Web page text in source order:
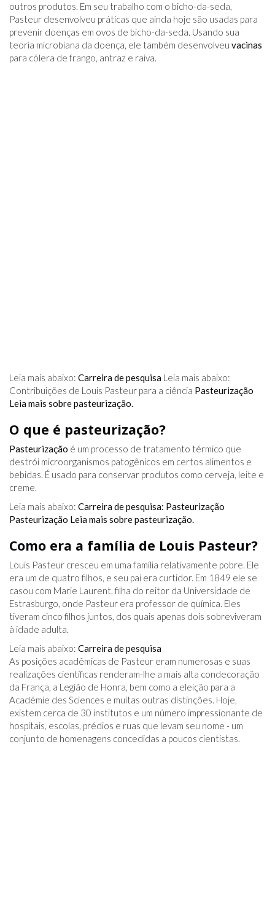
outros produtos. Em seu trabalho com o bicho-da-seda,
Pasteur desenvolveu práticas que ainda hoje são usadas para
prevenir doenças em ovos de bicho-da-seda. Usando sua
teoria microbiana da doença, ele também desenvolveu vacinas
para cólera de frango, antraz e raiva.
Leia mais abaixo: Carreira de pesquisa Leia mais abaixo:
Contribuições de Louis Pasteur para a ciência Pasteurização
Leia mais sobre pasteurização.
O que é pasteurização?
Pasteurização é um processo de tratamento térmico que
destrói microorganismos patogênicos em certos alimentos e
bebidas. É usado para conservar produtos como cerveja, leite e
creme.
Leia mais abaixo: Carreira de pesquisa: Pasteurização
Pasteurização Leia mais sobre pasteurização.
Como era a família de Louis Pasteur?
Louis Pasteur cresceu em uma família relativamente pobre. Ele
era um de quatro filhos, e seu pai era curtidor. Em 1849 ele se
casou com Marie Laurent, filha do reitor da Universidade de
Estrasburgo, onde Pasteur era professor de química. Eles
tiveram cinco filhos juntos, dos quais apenas dois sobreviveram
à idade adulta.
Leia mais abaixo: Carreira de pesquisa
As posições acadêmicas de Pasteur eram numerosas e suas
realizações científicas renderam-lhe a mais alta condecoração
da França, a Legião de Honra, bem como a eleição para a
Académie des Sciences e muitas outras distinções. Hoje,
existem cerca de 30 institutos e um número impressionante de
hospitais, escolas, prédios e ruas que levam seu nome - um
conjunto de homenagens concedidas a poucos cientistas.